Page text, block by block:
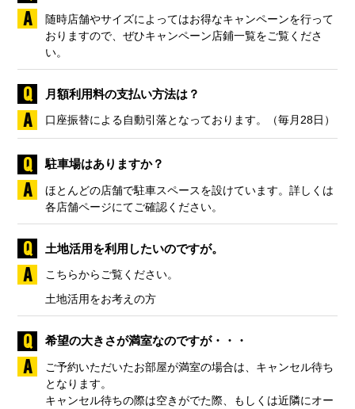
随時店舗やサイズによってはお得なキャンペーンを行って
おりますので、ぜひキャンペーン店鋪一覧をご覧くださ
い。
月額利用料の支払い方法は？
口座振替による自動引落となっております。（毎月28日）
駐車場はありますか？
ほとんどの店舗で駐車スペースを設けています。詳しくは
各店舗ページにてご確認ください。
土地活用を利用したいのですが。
こちらからご覧ください。
土地活用をお考えの方
希望の大きさが満室なのですが・・・
ご予約いただいたお部屋が満室の場合は、キャンセル待ち
となります。
キャンセル待ちの際は空きがでた際、もしくは近隣にオー